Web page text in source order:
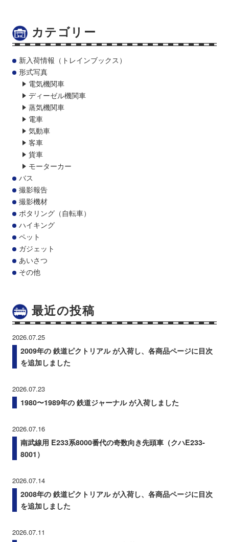
カテゴリー
新入荷情報（トレインブックス）
形式写真
電気機関車
ディーゼル機関車
蒸気機関車
電車
気動車
客車
貨車
モーターカー
バス
撮影報告
撮影機材
ポタリング（自転車）
ハイキング
ペット
ガジェット
あいさつ
その他
最近の投稿
2026.07.25
2009年の 鉄道ピクトリアル が入荷し、各商品ページに目次
を追加しました
2026.07.23
1980〜1989年の 鉄道ジャーナル が入荷しました
2026.07.16
南武線用 E233系8000番代の奇数向き先頭車（クハE233-
8001）
2026.07.14
2008年の 鉄道ピクトリアル が入荷し、各商品ページに目次
を追加しました
2026.07.11